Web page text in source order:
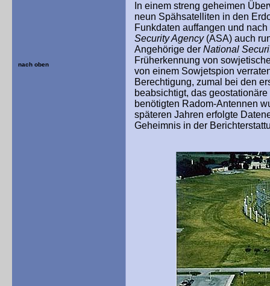
In einem streng geheimen
neun Spähsatelliten in den
Funkdaten auffangen und
Security Agency(ASA) auch
Angehörige der National
Früherkennung von
von einem Sowjetspion
Berechtigung, zumal bei den
beabsichtigt, das
benötigten Radom-Antennen
späteren Jahren erfolgte
Geheimnis in der
nach oben